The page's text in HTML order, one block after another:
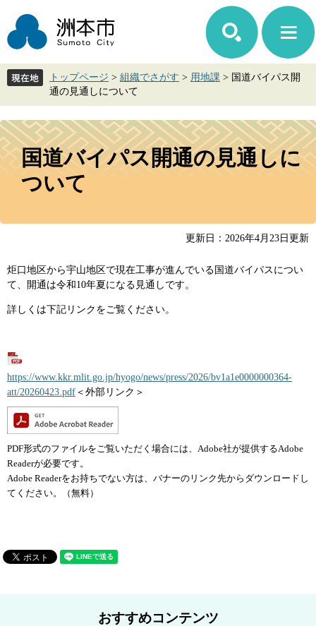
ジ
先
ュ
を
て
本
トップページ > 組織でさがす > 用地課 > 国道バイパス開
通の見通しについて
本
文
国道バイパス開通の見通しに
ついて
更新日：2026年4月23日更新
炬口地区から宇山地区で現在工事が進んでいる国道バイパスについ
て、開通は令和10年夏になる見通しです。
詳しくは下記リンクをご覧ください。
https://www.kkr.mlit.go.jp/hyogo/news/press/2026/bv1a1e0000000364-
att/20260423.pdf ＜外部リンク＞
PDF形式のファイルをご覧いただく場合には、Adobe社が提供するAdobe
Readerが必要です。
Adobe Readerをお持ちでない方は、バナーのリンク先からダウンロードし
てください。（無料）
おすすめコンテンツ